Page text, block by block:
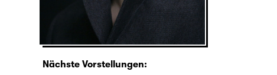
Nächste Vorstellungen: